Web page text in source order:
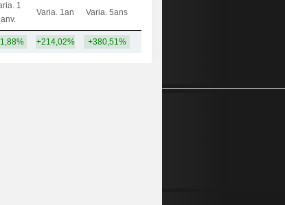
1
Varia. 1an Varia. 5ans
+214,02% +380,51%